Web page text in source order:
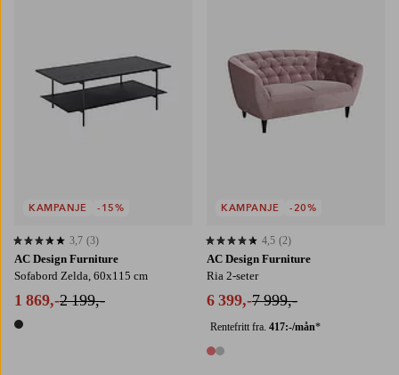
AC Design Furniture
Sofabord Zelda, 60x115 cm
1 869,-2 199,-
1 farge
3,7 basert på 3 karaktergivninger
3,7 (3)
KAMPANJE -15%
AC Design Furniture
Ria 2-seter
6 399,-7 999,-
Rentefritt fra. 417:-/mån*
2 farger
4,5 basert på 2 karaktergivninger
4,5 (2)
KAMPANJE -20%